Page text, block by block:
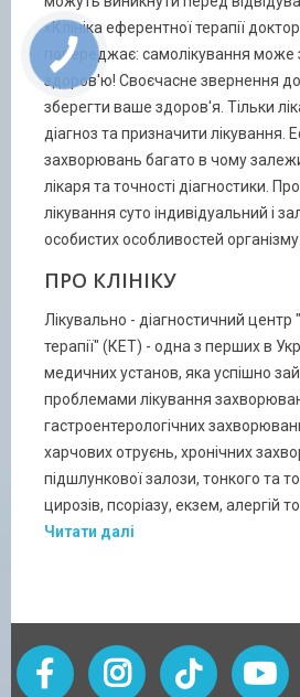
«Клініка еферентної терапії
попереджає: самолікування
здоров'ю! Своєчасне звернення
зберегти ваше здоров'я. Тільки
діагноз та призначити лікування.
захворювань багато в чому
лікаря та точності діагностики.
лікування суто індивідуальний і
особистих особливостей організму.
ПРО КЛІНІКУ
Лікувально - діагностичний центр
терапії" (КЕТ) - одна з перших в
медичних установ, яка успішно
проблемами лікування
гастроентерологічних
харчових отруєнь, хронічних
підшлункової залози, тонкого та
цирозів, псоріазу, екзем, алергій
Читати далі
facebook instagram tiktok